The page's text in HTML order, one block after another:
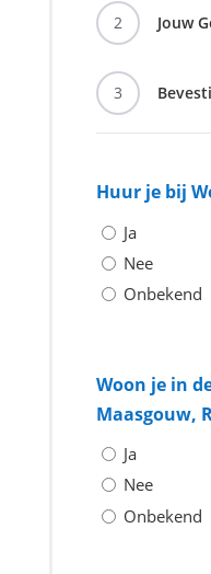
2 Jouw
3
Huur je bij
Ja
Nee
Onbekend
Woon je in
Maasgouw,
Ja
Nee
Onbekend